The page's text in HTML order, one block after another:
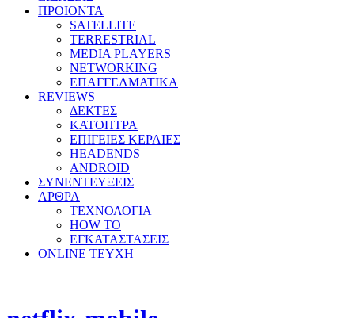
ΠΡΟΙΟΝΤΑ
SATELLITE
TERRESTRIAL
MEDIA PLAYERS
NETWORKING
ΕΠΑΓΓΕΛΜΑΤΙΚΑ
REVIEWS
ΔΕΚΤΕΣ
ΚΑΤΟΠΤΡΑ
ΕΠΙΓΕΙΕΣ ΚΕΡΑΙΕΣ
HEADENDS
ANDROID
ΣΥΝΕΝΤΕΥΞΕΙΣ
ΑΡΘΡΑ
ΤΕΧΝΟΛΟΓΙΑ
HOW TO
ΕΓΚΑΤΑΣΤΑΣΕΙΣ
ONLINE TEYXH